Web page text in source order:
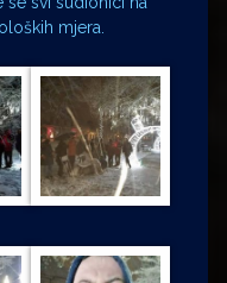
mjera.